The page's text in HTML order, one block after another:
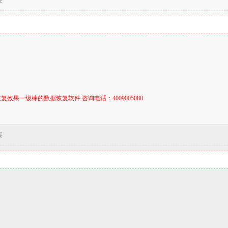
效果一级棒的数据恢复软件 咨询电话：4009005080